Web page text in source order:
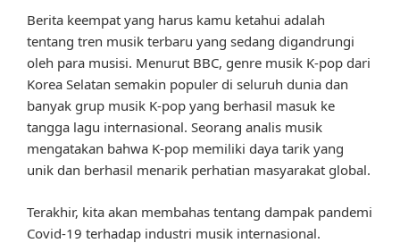
Berita keempat yang harus kamu ketahui adalah
tentang tren musik terbaru yang sedang digandrungi
oleh para musisi. Menurut BBC, genre musik K-pop dari
Korea Selatan semakin populer di seluruh dunia dan
banyak grup musik K-pop yang berhasil masuk ke
tangga lagu internasional. Seorang analis musik
mengatakan bahwa K-pop memiliki daya tarik yang
unik dan berhasil menarik perhatian masyarakat global.
Terakhir, kita akan membahas tentang dampak pandemi
Covid-19 terhadap industri musik internasional.